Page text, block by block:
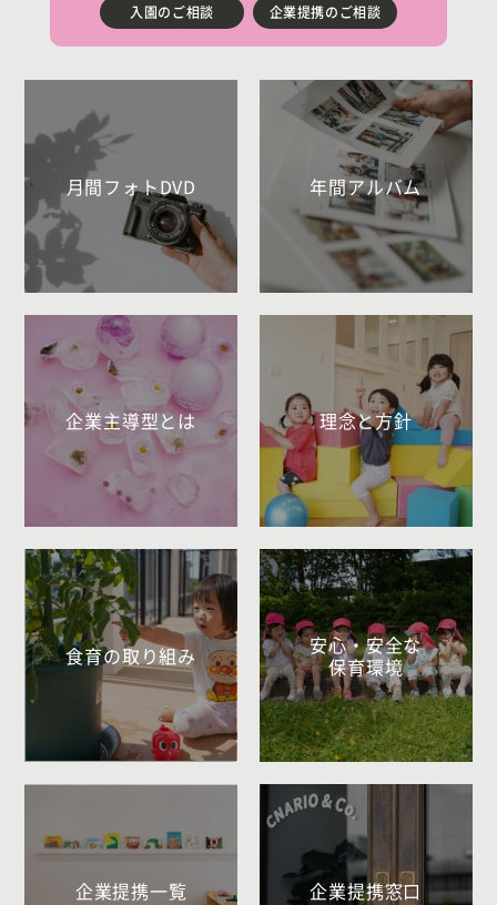
入園のご相談 企業提携のご相談
月間フォトDVD 年間アルバム
企業主導型とは 理念と方針
食育の取り組み
安心・安全な
保育環境
企業提携一覧 企業提携窓口